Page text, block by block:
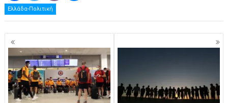
Ελλάδα-Πολιτική
Πλοήγηση
άρθρων